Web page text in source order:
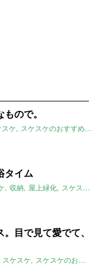
ので。
スケ スケスケのおすすめ
タイム
収納 屋上緑化 スケスケのおすすめ
目で見て愛でて、
スケスケ スケスケのおすすめ